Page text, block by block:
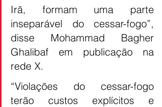
Irã, formam uma parte
inseparável do cessar-fogo”,
disse Mohammad Bagher
Ghalibaf em publicação na
rede X.
“Violações do cessar-fogo
terão custos explícitos e